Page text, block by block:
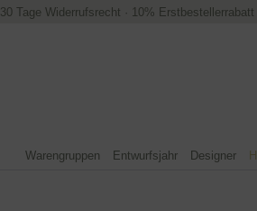
30 Tage Widerrufsrecht · 10% Erstbestellerrabatt
Warengruppen Entwurfsjahr Designer